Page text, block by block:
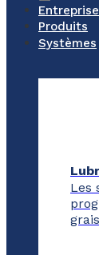
Entreprise
Produits
Systèmes
Les